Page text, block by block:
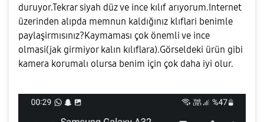
duruyor.Tekrar siyah düz ve ince kılıf arıyorum.Internet
üzerinden alıpda memnun kaldığınız klıflari benimle
paylaşirmısınız?Kaymaması çok önemli ve ince
olmasi(jak girmiyor kalın kılıflara).Görseldeki ürün gibi
kamera korumalı olursa benim için çok daha iyi olur.